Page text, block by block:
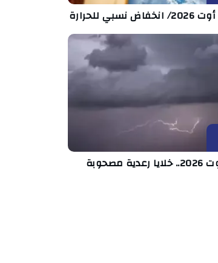
طقس ليل 04 أوت 2026.. خلايا رعدية مصحوبة